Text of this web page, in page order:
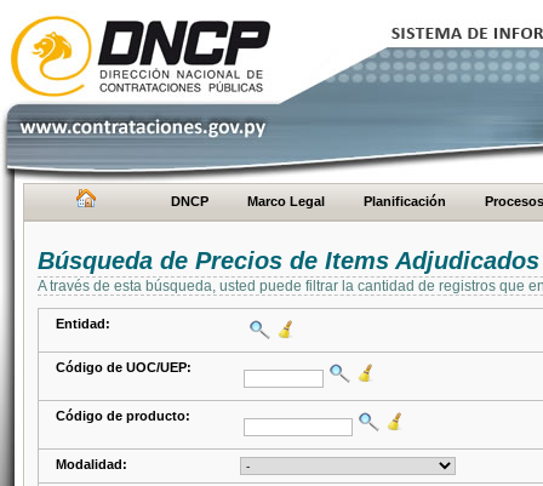
DNCP Marco Legal Planificación Procesos
Búsqueda de Precios de Items Adjudicados
A través de esta búsqueda, usted puede filtrar la cantidad de registros que
Entidad:
Código de UOC/UEP:
Código de producto:
Modalidad: